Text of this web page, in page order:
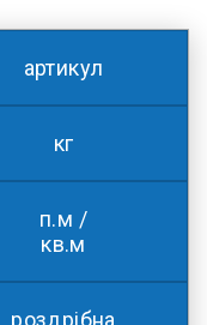
артикул
кг
п.м /
кв.м
роздрібна